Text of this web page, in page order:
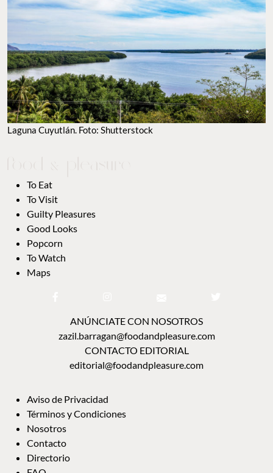
Laguna Cuyutlán. Foto: Shutterstock
To Eat
To Visit
Guilty Pleasures
Good Looks
Popcorn
To Watch
Maps
ANÚNCIATE CON NOSOTROS
zazil.barragan@foodandpleasure.com
CONTACTO EDITORIAL
editorial@foodandpleasure.com
Aviso de Privacidad
Términos y Condiciones
Nosotros
Contacto
Directorio